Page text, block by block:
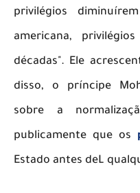
privilégios
americana,
décadas". Ele
disso, o príncipe
sobre a
publicamente que os
Estado antes deL